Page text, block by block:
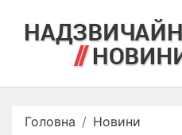
Головна Новини